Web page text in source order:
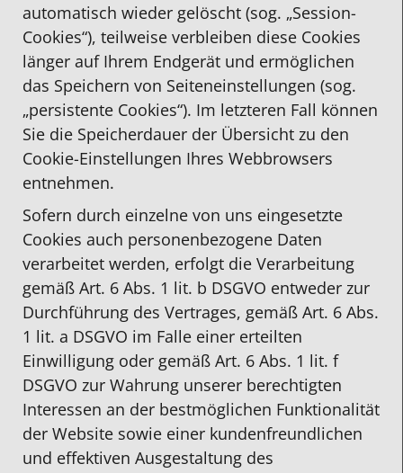
automatisch wieder gelöscht (sog. „Session-
Cookies“), teilweise verbleiben diese Cookies
länger auf Ihrem Endgerät und ermöglichen
das Speichern von Seiteneinstellungen (sog.
„persistente Cookies“). Im letzteren Fall können
Sie die Speicherdauer der Übersicht zu den
Cookie-Einstellungen Ihres Webbrowsers
entnehmen.
Sofern durch einzelne von uns eingesetzte
Cookies auch personenbezogene Daten
verarbeitet werden, erfolgt die Verarbeitung
gemäß Art. 6 Abs. 1 lit. b DSGVO entweder zur
Durchführung des Vertrages, gemäß Art. 6 Abs.
1 lit. a DSGVO im Falle einer erteilten
Einwilligung oder gemäß Art. 6 Abs. 1 lit. f
DSGVO zur Wahrung unserer berechtigten
Interessen an der bestmöglichen Funktionalität
der Website sowie einer kundenfreundlichen
und effektiven Ausgestaltung des